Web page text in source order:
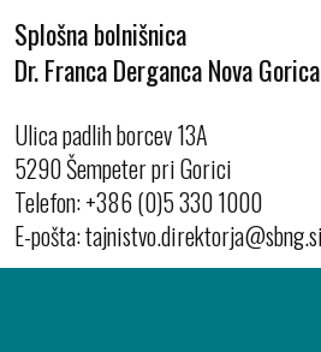
Splošna bolnišnica
Dr. Franca Derganca Nova Gorica
Ulica padlih borcev 13A
5290 Šempeter pri Gorici
Telefon:+386 (0)5 330 1000
E-pošta: